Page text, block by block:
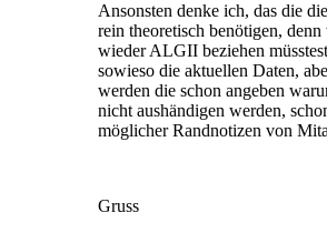
Ansonsten denke ich, das die
rein theoretisch benötigen,
wieder ALGII beziehen
sowieso die aktuellen Daten,
werden die schon angeben
nicht aushändigen werden,
möglicher Randnotizen von
Gruss